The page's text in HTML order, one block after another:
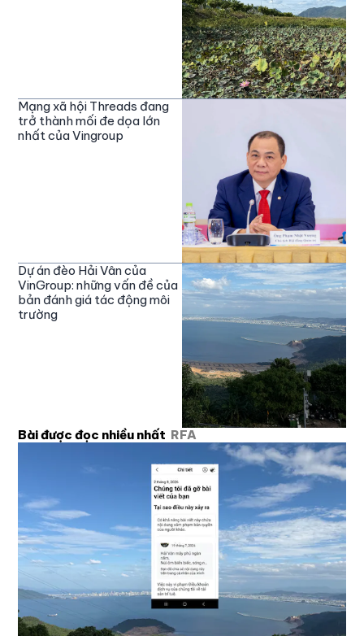
Mạng xã hội Threads đang
trở thành mối đe dọa lớn
nhất của Vingroup
Dự án đèo Hải Vân của
VinGroup: những vấn đề của
bản đánh giá tác động môi
trường
Bài được đọc nhiều nhất RFA